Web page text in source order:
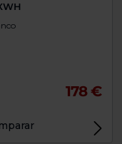
178 €